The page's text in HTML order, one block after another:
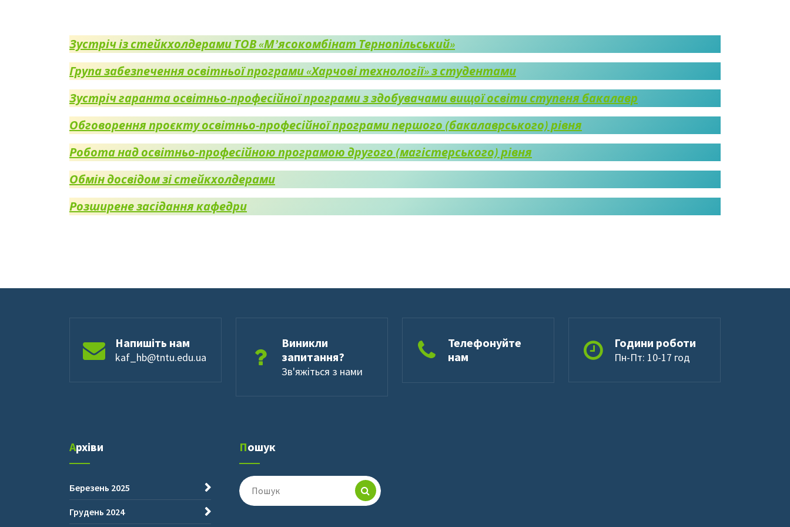
Зустріч із стейкхолдерами ТОВ «М’ясокомбінат Тернопільський»
Група забезпечення освітньої програми «Харчові технології» з студентами
Зустріч гаранта освітньо-професійної програми з здобувачами вищої освіти ступеня бакалавр
Обговорення проєкту освітньо-професійної програми першого (бакалаврського) рівня
Робота над освітньо-професійною програмою другого (магістерського) рівня
Обмін досвідом зі стейкхолдерами
Розширене засідання кафедри
Напишіть нам
kaf_hb@tntu.edu.ua
Виникли
запитання?
Зв'яжіться з нами
Телефонуйте
нам
Години роботи
Пн-Пт: 10-17 год
Архіви
Березень 2025
Грудень 2024
Пошук
Пошук
для: